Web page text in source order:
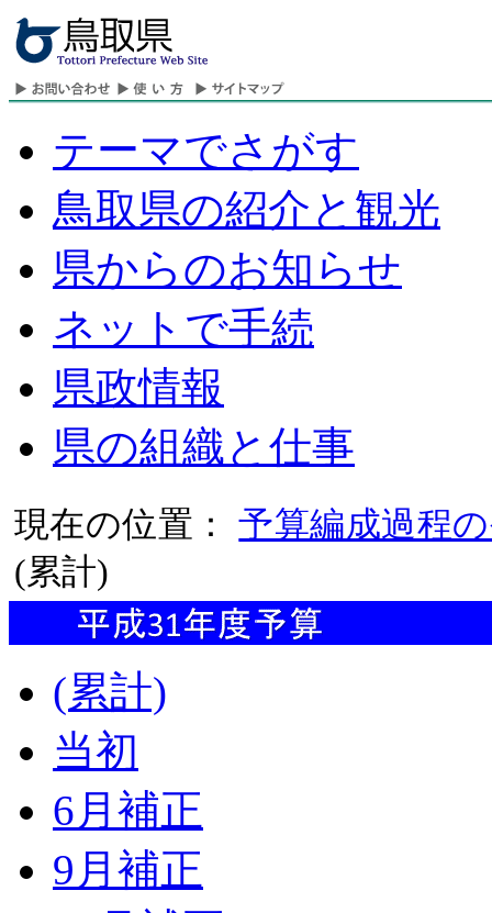
テーマでさがす
鳥取県の紹介と観光
県からのお知らせ
ネットで手続
県政情報
県の組織と仕事
現在の位置：予算編成過程
(累計)
(累計)
当初
6月補正
9月補正